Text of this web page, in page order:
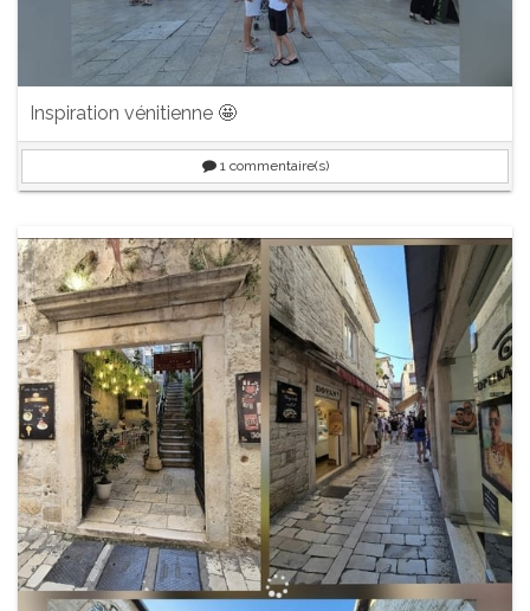
Inspiration vénitienne 🤩
1 commentaire(s)